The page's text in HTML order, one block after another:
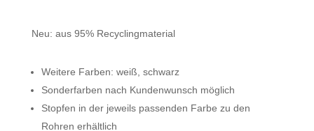
Neu: aus 95% Recyclingmaterial
Weitere Farben: weiß, schwarz
Sonderfarben nach Kundenwunsch möglich
Stopfen in der jeweils passenden Farbe zu den
Rohren erhältlich